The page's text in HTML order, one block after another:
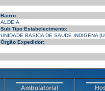
Bairro:
ALDEIA
Sub Tipo Estabelecimento:
UNIDADE BASICA DE SAUDE INDIGENA
Órgão Expedidor: